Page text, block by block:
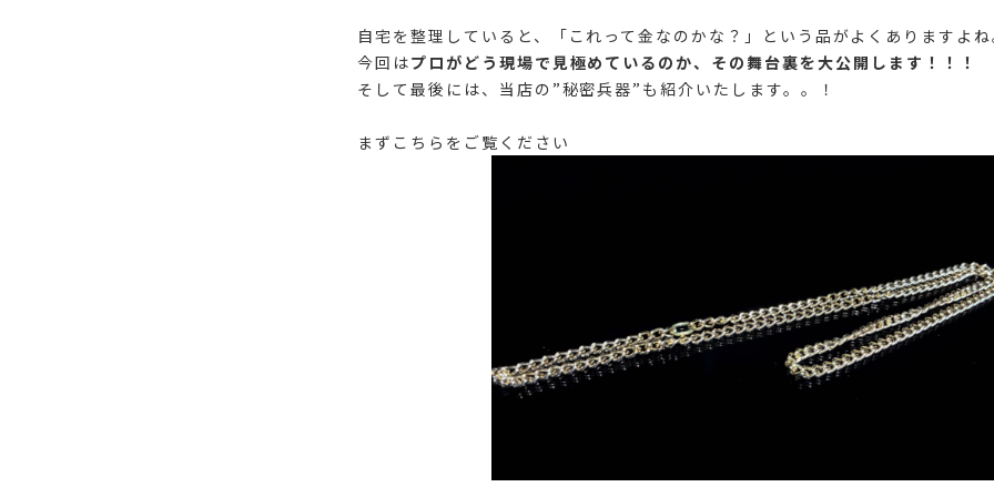
自宅を整理していると、「これって金なのかな？」という品がよくありますよ
今回はプロがどう現場で見極めているのか、その舞台裏を大公開します！！！
そして最後には、当店の”秘密兵器”も紹介いたします。。！
まずこちらをご覧ください